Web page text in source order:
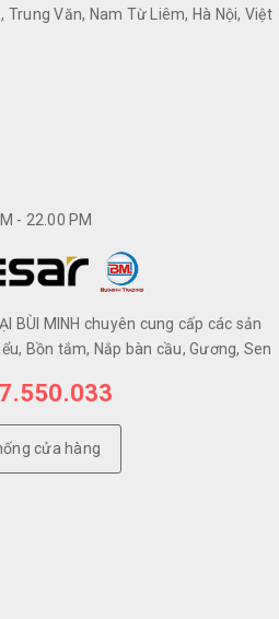
Trung Văn, Nam Từ Liêm, Hà Nội, Việt
- 22.00 PM
BÙI MINH chuyên cung cấp các sản
Bồn tắm, Nắp bàn cầu, Gương, Sen
cửa hàng